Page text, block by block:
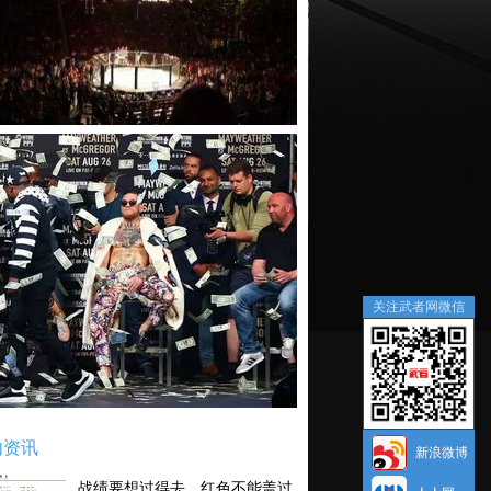
讯
关注武者网微信
新浪微博